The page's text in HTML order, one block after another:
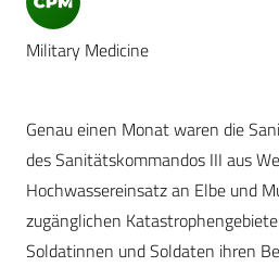
Military Medicine
Genau einen Monat waren die
des Sanitätskommandos III aus
Hochwassereinsatz an Elbe und
zugänglichen
Soldatinnen und Soldaten ihren